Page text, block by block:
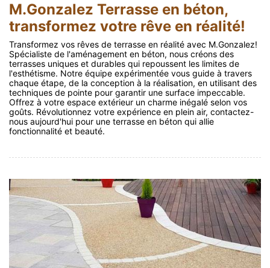
M.Gonzalez Terrasse en béton,
transformez votre rêve en réalité!
Transformez vos rêves de terrasse en réalité avec M.Gonzalez!
Spécialiste de l'aménagement en béton, nous créons des
terrasses uniques et durables qui repoussent les limites de
l'esthétisme. Notre équipe expérimentée vous guide à travers
chaque étape, de la conception à la réalisation, en utilisant des
techniques de pointe pour garantir une surface impeccable.
Offrez à votre espace extérieur un charme inégalé selon vos
goûts. Révolutionnez votre expérience en plein air, contactez-
nous aujourd'hui pour une terrasse en béton qui allie
fonctionnalité et beauté.